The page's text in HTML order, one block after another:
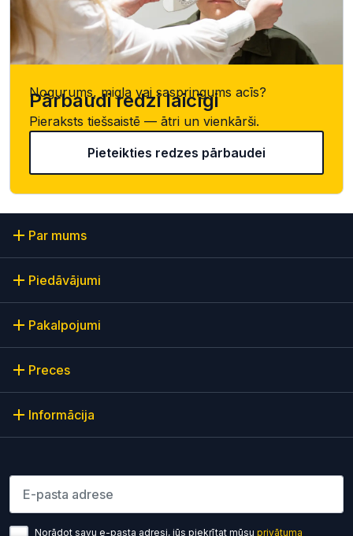
Nogurums, migla vai saspringums acīs?
Pārbaudi redzi laicīgi
Pieraksts tiešsaistē — ātri un vienkārši.
Pieteikties redzes pārbaudei
Par mums
Piedāvājumi
Pakalpojumi
Preces
Informācija
Lūdzu ievadiet e-pasta adresi
Norādot savu e-pasta adresi, jūs piekrītat mūsu privātuma